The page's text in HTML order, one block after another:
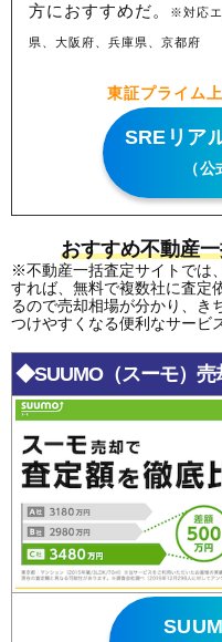
方におすすめだ。
※対応エ
県、大阪府、兵庫県、京都府
東証プライム
SREリア
（
おすすめ不動産
※不動産一括査定サイトでは
すれば、無料で複数社に査定
るので売却相場が分かり、き
つけやすくなる便利なサービ
◆SUUMO（スーモ）売